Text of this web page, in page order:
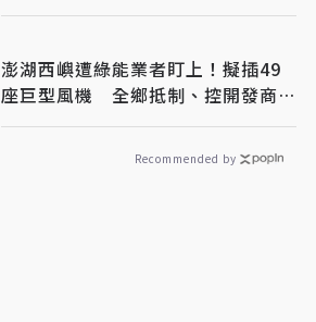
髒政府
澎湖西嶼遭綠能業者盯上！擬插49
座巨型風機 全鄉抵制、控開發商打
消耗戰
Recommended by